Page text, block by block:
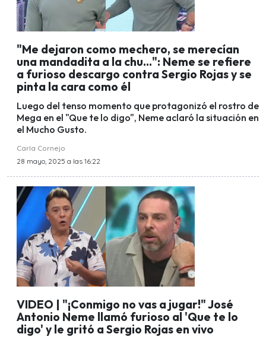
"Me dejaron como mechero, se merecían
una mandadita a la chu...": Neme se refiere
a furioso descargo contra Sergio Rojas y se
pinta la cara como él
Luego del tenso momento que protagonizó el rostro de
Mega en el "Que te lo digo", Neme aclaró la situación en
el Mucho Gusto.
Carla Cornejo
28 mayo, 2025 a las 16:22
VIDEO | "¡Conmigo no vas a jugar!" José
Antonio Neme llamó furioso al 'Que te lo
digo' y le gritó a Sergio Rojas en vivo